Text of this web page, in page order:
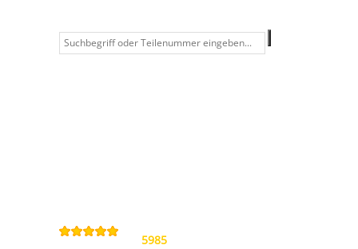
Kontakt
Allgemeine
/5
5985